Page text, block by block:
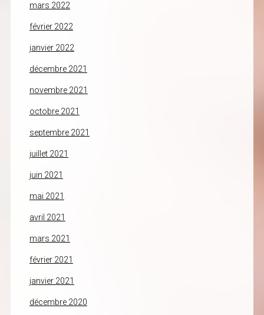
mars 2022
février 2022
janvier 2022
décembre 2021
novembre 2021
octobre 2021
septembre 2021
juillet 2021
juin 2021
mai 2021
avril 2021
mars 2021
février 2021
janvier 2021
décembre 2020